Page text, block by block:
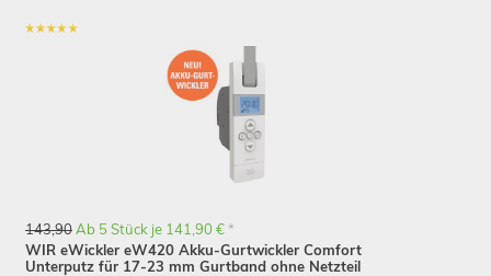
WIR eWickler eW420 Akku-Gurtwickler Comfort
Unterputz für 17-23 mm Gurtband ohne Netzteil
143,90Ab 5 Stück je 141,90 € *